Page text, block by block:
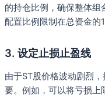
的持仓比例，确保整体组
配置比例限制在总资金的
3. 设定止损止盈线
由于ST股价格波动剧烈
要。例如，可以将亏损